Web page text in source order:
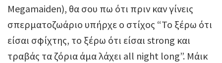
Megamaiden), θα σου πω ότι πριν καν γίνεις
σπερματοζωάριο υπήρχε ο στίχος “Το ξέρω ότι
είσαι σφίχτης, το ξέρω ότι είσαι strong και
τραβάς τα ζόρια άμα λάχει all night long”. Μάικ